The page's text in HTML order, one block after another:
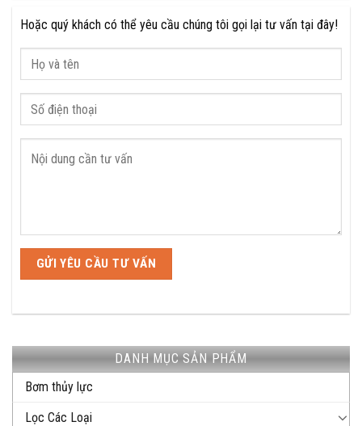
Hoặc quý khách có thể yêu cầu chúng tôi gọi lại tư vấn tại đây!
DANH MỤC SẢN PHẨM
Bơm thủy lực
Lọc Các Loại